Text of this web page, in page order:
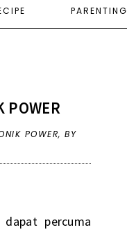
PARENTING
POWER
POWER,BY
percuma